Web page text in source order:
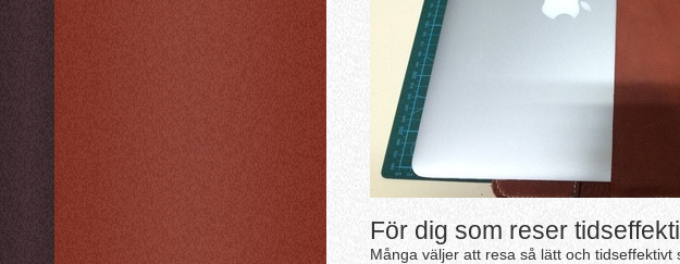
För dig som reser
Många väljer att resa så lätt och